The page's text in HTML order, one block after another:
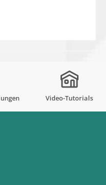
Video-Tutorials